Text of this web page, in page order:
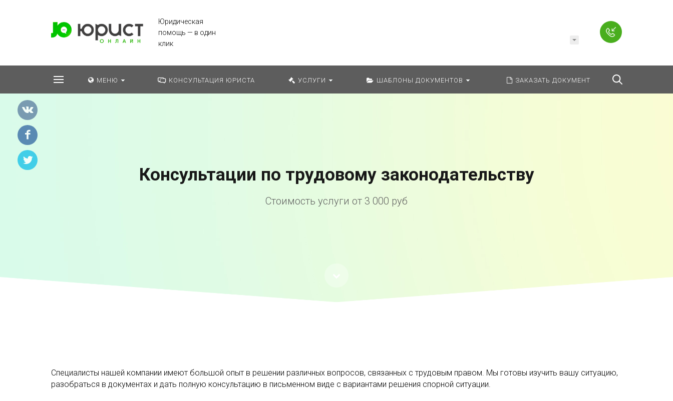
Юридическая
помощь — в один
клик
МЕНЮ КОНСУЛЬТАЦИЯ ЮРИСТА УСЛУГИ ШАБЛОНЫ ДОКУМЕНТОВ ЗАКАЗАТЬ ДОКУМЕНТ
Консультации по трудовому законодательству
Стоимость услуги от 3 000 руб
Специалисты нашей компании имеют большой опыт в решении различных вопросов, связанных с трудовым правом. Мы готовы изучить вашу ситуацию,
разобраться в документах и дать полную консультацию в письменном виде с вариантами решения спорной ситуации.